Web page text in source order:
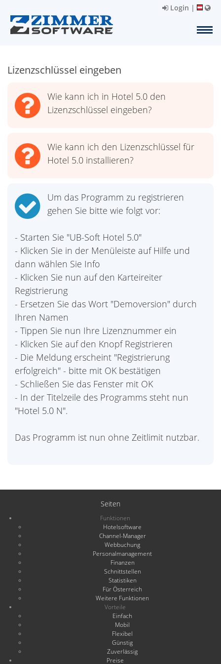
Login |
Lizenzschlüssel eingeben
Wie kann ich in Hotel 5.0 den
Lizenzschlüssel eingeben?
Wie kann ich den Lizenzschlüssel für
Hotel 5.0 installieren?
Um das Programm zu registrieren
gehen Sie bitte wie folgt vor:
- Starten Sie "UB-Soft Hotel 5.0"
- Klicken Sie in der Menüleiste auf Hilfe und
dann wählen Sie Info
- Klicken Sie nun auf den Karteireiter
Registrierung
- Ersetzen Sie das Wort "Demoversion" durch
Ihren Namen
- Tippen Sie nun Ihre Lizenznummer ein
- Klicken Sie auf den Knopf Registrieren
- Die Meldung erscheint "Registrierung
erfolgreich" - bitte mit OK bestätigen
- Schließen Sie das Fenster mit OK
- In der Titelzeile des Programms steht nun
"Hotel 5.0 N".
Das Programm ist nun ohne Zeitlimit nutzbar.
Seiten
Funktionen
Hotelsoftware
Channel-Manager
Webbuchung
Personalmanagement
Finanzen
Schnittstellen
Statistiken
Für Österreich
Weitere Funktionen
Vorteile
Einfach
Mobil
Flexibel
Günstig
Zuverlässig
Preise